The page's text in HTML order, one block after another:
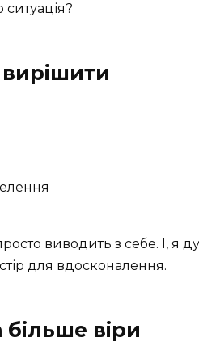
виводить з себе. І, я
для вдосконалення.
віри